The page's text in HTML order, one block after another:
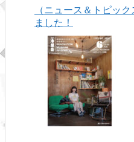
（ニュース＆トピッ
ました！